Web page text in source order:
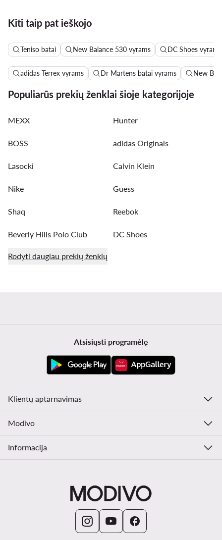
Kiti taip pat ieškojo
Teniso batai New Balance 530 vyrams DC Shoes vyrams
adidas Terrex vyrams Dr Martens batai vyrams New
Populiarūs prekių ženklai šioje kategorijoje
MEXX Hunter
BOSS adidas Originals
Lasocki Calvin Klein
Nike Guess
Shaq Reebok
Beverly Hills Polo Club DC Shoes
Rodyti daugiau prekių ženklų
Atsisiųsti programėlę
Klientų aptarnavimas
Modivo
Informacija